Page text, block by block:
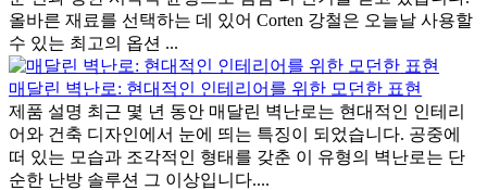
올바른 재료를 선택하는 데 있어 Corten 강철은 오늘날 사용할
수 있는 최고의 옵션 ...
매달린 벽난로: 현대적인 인테리어를 위한 모던한 표현
제품 설명 최근 몇 년 동안 매달린 벽난로는 현대적인 인테리
어와 건축 디자인에서 눈에 띄는 특징이 되었습니다. 공중에
떠 있는 모습과 조각적인 형태를 갖춘 이 유형의 벽난로는 단
순한 난방 솔루션 그 이상입니다....